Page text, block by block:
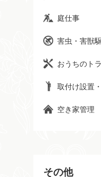
庭仕事
害虫・害獣
おうちのト
取付け設置
空き家管理
その他